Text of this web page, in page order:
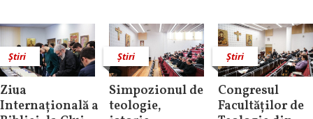
Știri
Ziua
Internațională a
Știri
Simpozionul de
teologie,
Știri
Congresul
Facultăților de